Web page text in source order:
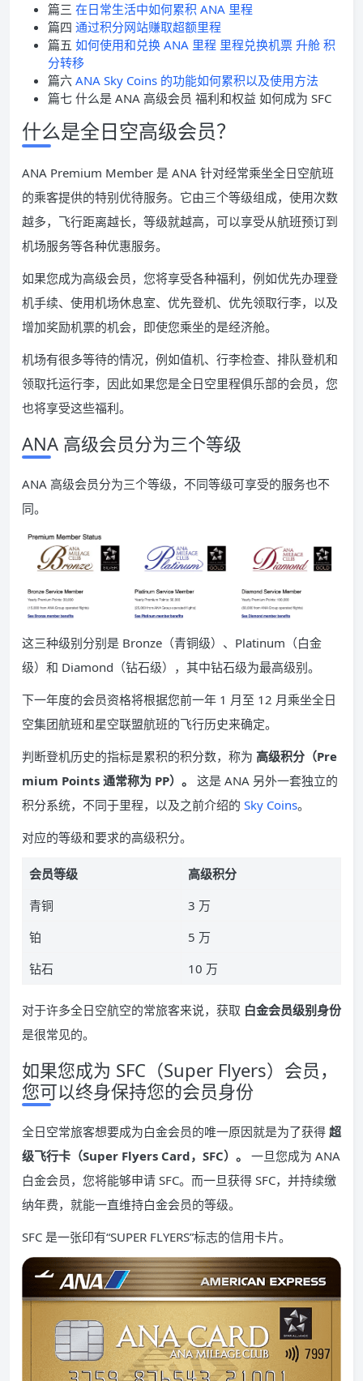
篇三 在日常生活中如何累积 ANA 里程
篇四 通过积分网站赚取超额里程
篇五 如何使用和兑换 ANA 里程 里程兑换机票 升舱 积
分转移
篇六 ANA Sky Coins 的功能如何累积以及使用方法
篇七 什么是 ANA 高级会员 福利和权益 如何成为 SFC
什么是全日空高级会员？
ANA Premium Member 是 ANA 针对经常乘坐全日空航班
的乘客提供的特别优待服务。它由三个等级组成，使用次数
越多，飞行距离越长，等级就越高，可以享受从航班预订到
机场服务等各种优惠服务。
如果您成为高级会员，您将享受各种福利，例如优先办理登
机手续、使用机场休息室、优先登机、优先领取行李，以及
增加奖励机票的机会，即使您乘坐的是经济舱。
机场有很多等待的情况，例如值机、行李检查、排队登机和
领取托运行李，因此如果您是全日空里程俱乐部的会员，您
也将享受这些福利。
ANA 高级会员分为三个等级
ANA 高级会员分为三个等级，不同等级可享受的服务也不
同。
这三种级别分别是 Bronze（青铜级）、Platinum（白金
级）和 Diamond（钻石级），其中钻石级为最高级别。
下一年度的会员资格将根据您前一年 1 月至 12 月乘坐全日
空集团航班和星空联盟航班的飞行历史来确定。
判断登机历史的指标是累积的积分数，称为 高级积分（Pre
mium Points 通常称为 PP）。
这是 ANA 另外一套独立的
积分系统，不同于里程，以及之前介绍的 Sky Coins。
对应的等级和要求的高级积分。
会员等级
高级积分
青铜
3 万
铂
5 万
钻石
10 万
对于许多全日空航空的常旅客来说，获取 白金会员级别身份
是很常见的。
如果您成为 SFC（Super Flyers）会员，
您可以终身保持您的会员身份
全日空常旅客想要成为白金会员的唯一原因就是为了获得 超
级飞行卡（Super Flyers Card，SFC）。
一旦您成为 ANA
白金会员，您将能够申请 SFC。而一旦获得 SFC，并持续缴
纳年费，就能一直维持白金会员的等级。
SFC 是一张印有“SUPER FLYERS”标志的信用卡片。